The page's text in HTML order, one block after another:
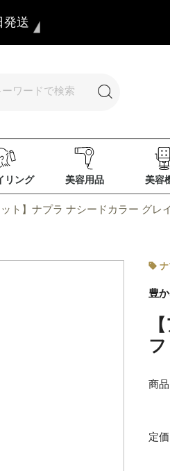
発送
リング 美容用品 美容
ット】ナプラ ナシードカラー グレ
ナ
豊
商
定